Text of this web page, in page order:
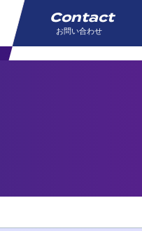
Contact
お問い合わせ